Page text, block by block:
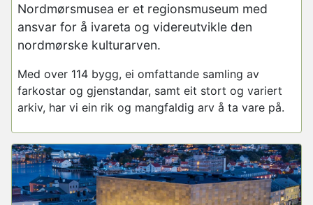
Nordmørsmusea er et regionsmuseum med
ansvar for å ivareta og videreutvikle den
nordmørske kulturarven.
Med over 114 bygg, ei omfattande samling av
farkostar og gjenstandar, samt eit stort og variert
arkiv, har vi ein rik og mangfaldig arv å ta vare på.